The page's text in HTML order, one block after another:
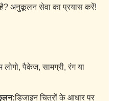
है? अनुकूलन सेवा का प्रयास करें!
पैकेज, सामग्री, रंग या
डिजाइन चित्रों के आधार पर